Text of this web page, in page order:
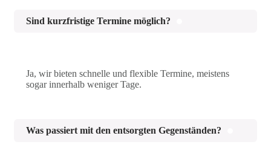
Sind kurzfristige Termine möglich?
Ja, wir bieten schnelle und flexible Termine, meistens
sogar innerhalb weniger Tage.
Was passiert mit den entsorgten Gegenständen?